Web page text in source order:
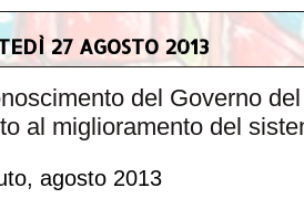
27 AGOSTO 2013
del Governo
al miglioramento del
agosto 2013